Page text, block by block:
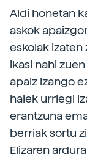
Aldi honetan
askok
eskolak izaten
ikasi nahi
apaiz izango
haiek urriegi
erantzuna
berriak sortu
Elizaren